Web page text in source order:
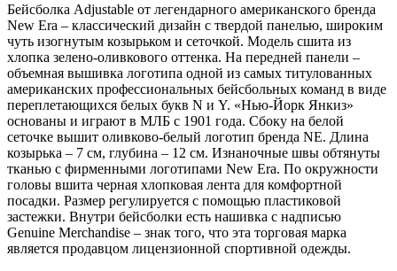
Бейсболка Adjustable от легендарного американского бренда
New Era – классический дизайн с твердой панелью, широким
чуть изогнутым козырьком и сеточкой. Модель сшита из
хлопка зелено-оливкового оттенка. На передней панели –
объемная вышивка логотипа одной из самых титулованных
американских профессиональных бейсбольных команд в виде
переплетающихся белых букв N и Y. «Нью-Йорк Янкиз»
основаны и играют в МЛБ с 1901 года. Сбоку на белой
сеточке вышит оливково-белый логотип бренда NE. Длина
козырька – 7 см, глубина – 12 см. Изнаночные швы обтянуты
тканью с фирменными логотипами New Era. По окружности
головы вшита черная хлопковая лента для комфортной
посадки. Размер регулируется с помощью пластиковой
застежки. Внутри бейсболки есть нашивка с надписью
Genuine Merchandise – знак того, что эта торговая марка
является продавцом лицензионной спортивной одежды.